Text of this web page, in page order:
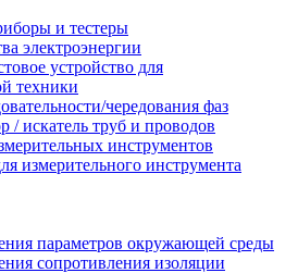
и тестеры
электроэнергии
устройство для
техники
чередования фаз
/ искатель труб и проводов
инструментов
измерительного инструмента
параметров окружающей среды
сопротивления изоляции